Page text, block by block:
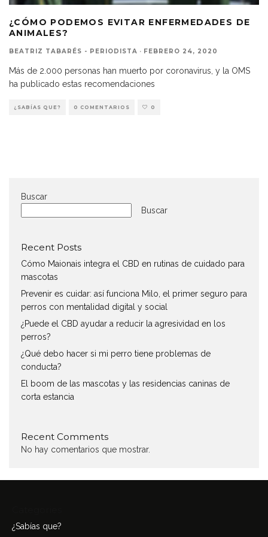
¿CÓMO PODEMOS EVITAR ENFERMEDADES DE
ANIMALES?
BEATRIZ TABARÉS - PERIODISTA · FEBRERO 24, 2020
Más de 2.000 personas han muerto por coronavirus, y la OMS
ha publicado estas recomendaciones
¿SABÍAS QUE? 0 COMENTARIOS 0
Buscar
Buscar
Recent Posts
Cómo Maionais integra el CBD en rutinas de cuidado para
mascotas
Prevenir es cuidar: así funciona Milo, el primer seguro para
perros con mentalidad digital y social
¿Puede el CBD ayudar a reducir la agresividad en los
perros?
¿Qué debo hacer si mi perro tiene problemas de
conducta?
El boom de las mascotas y las residencias caninas de
corta estancia
Recent Comments
No hay comentarios que mostrar.
¿Sabías que?